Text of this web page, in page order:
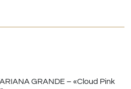
GRANDE – «Cloud Pink